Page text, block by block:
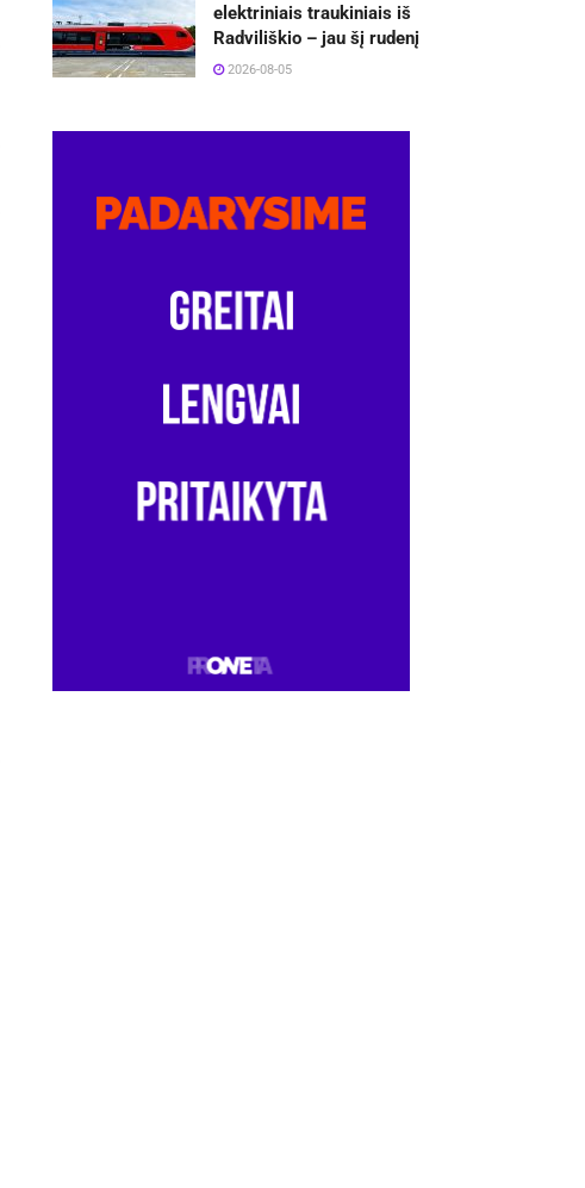
elektriniais traukiniais iš
Radviliškio – jau šį rudenį
2026-08-05